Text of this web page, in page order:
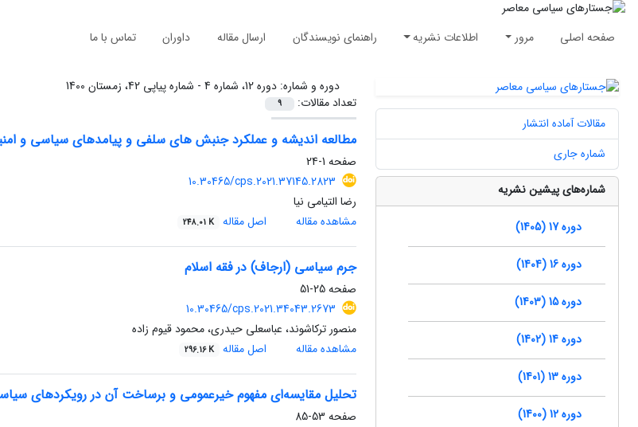
صفحه اصلی مرور اطلاعات نشریه راهنمای نویسندگان ارسال مقاله داوران تماس با ما
دوره و شماره:دوره 12، شماره 4 - شماره پیاپی 42، زمستان 1400
تعداد مقالات:
9
مطالعه اندیشه و عملکرد جنبش های سلفی و پیامدهای سیاسی و
صفحه 1-24
10.30465/cps.2021.37145.2823
رضا التیامی نیا
مشاهده مقاله
اصل مقاله 248.01 K
جرم سیاسی (ارجاف) در فقه اسلام
صفحه25-51
10.30465/cps.2021.34043.2673
منصور ترکاشوند، عباسعلی حیدری، محمود قیوم زاده
مشاهده مقاله
اصل مقاله 296.16 K
تحلیل مقایسه‌ای مفهوم خیرعمومی و برساخت آن در رویکردهای
صفحه 53-85
مقالات آماده انتشار
شماره جاری
شماره‌های پیشین نشریه
دوره 17 (1405)
دوره 16 (1404)
دوره 15 (1403)
دوره 14 (1402)
دوره 13 (1401)
دوره 12 (1400)